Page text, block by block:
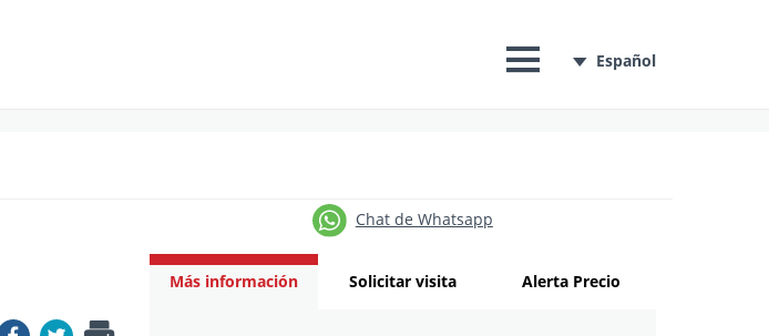
Español
Chat de Whatsapp
Más información Solicitar visita Alerta Precio